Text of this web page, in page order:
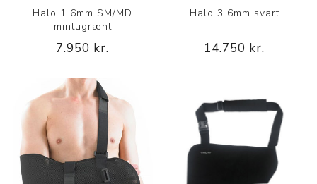
Halo 1 6mm SM/MD
mintugrænt
7.950 kr.
Halo 3 6mm svart
14.750 kr.